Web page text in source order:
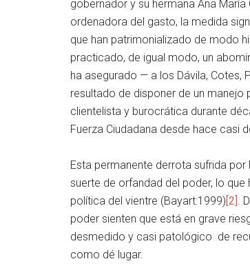
gobernador y su hermana Ana
ordenadora del gasto, la medida
que han patrimonializado de modo
practicado, de igual modo, un
ha asegurado — a los Dávila, Cotes,
resultado de disponer de un
clientelista y burocrática durante
Fuerza Ciudadana desde hace casi
Esta permanente derrota sufrida
suerte de orfandad del poder, lo
política del vientre (Bayart:1999)[2].
poder sienten que está en grave
desmedido y casi patológico de
como dé lugar.